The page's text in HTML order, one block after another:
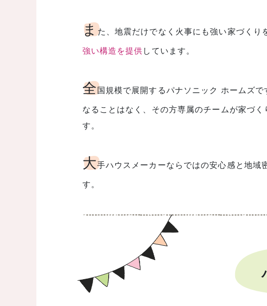
また、地震だけでなく火事にも強い家づく
強い構造を提供しています。
全国規模で展開するパナソニック ホームズ
なることはなく、その方専属のチームが家づく
す。
大手ハウスメーカーならではの安心感と地
す。